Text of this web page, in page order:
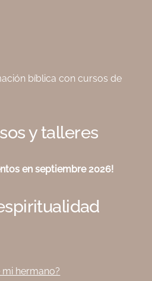
bíblica con cursos de
y talleres
en septiembre 2026!
hermano?